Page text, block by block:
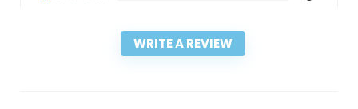
WRITE A REVIEW